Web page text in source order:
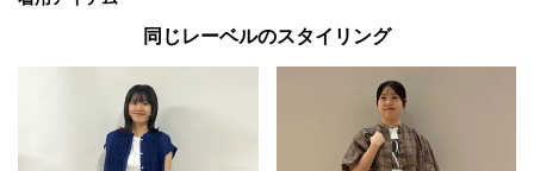
同じレーベルのスタイリング